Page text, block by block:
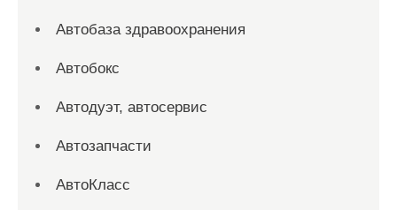
Автобаза здравоохранения
Автобокс
Автодуэт, автосервис
Автозапчасти
АвтоКласс